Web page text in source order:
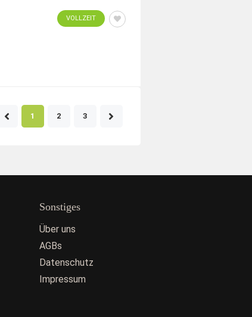
VOLLZEIT
1 2 3
Sonstiges
Über uns
AGBs
Datenschutz
Impressum